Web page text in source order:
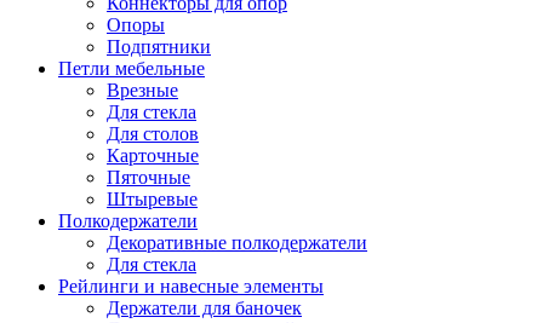
Опоры
Подпятники
Петли мебельные
Врезные
Для стекла
Для столов
Карточные
Пяточные
Штыревые
Полкодержатели
Декоративные полкодержатели
Для стекла
Рейлинги и навесные элементы
Держатели для баночек